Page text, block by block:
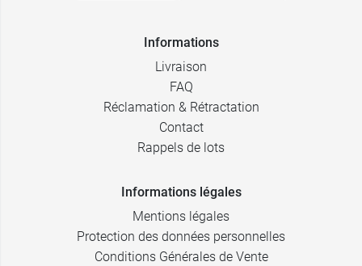
Informations
Livraison
FAQ
Réclamation & Rétractation
Contact
Rappels de lots
Informations légales
Mentions légales
Protection des données personnelles
Conditions Générales de Vente